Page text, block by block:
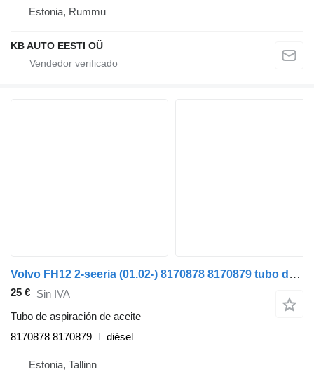
Estonia, Rummu
KB AUTO EESTI OÜ
Volvo FH12 2-seeria (01.02-) 8170878 8170879 tubo de aspiración de aceite para Volvo FH12, FH16, NH12, FH, VNL780 (1993-2014) cabeza tractora
25 € Sin IVA
Tubo de aspiración de aceite
8170878 8170879
diésel
Estonia, Tallinn